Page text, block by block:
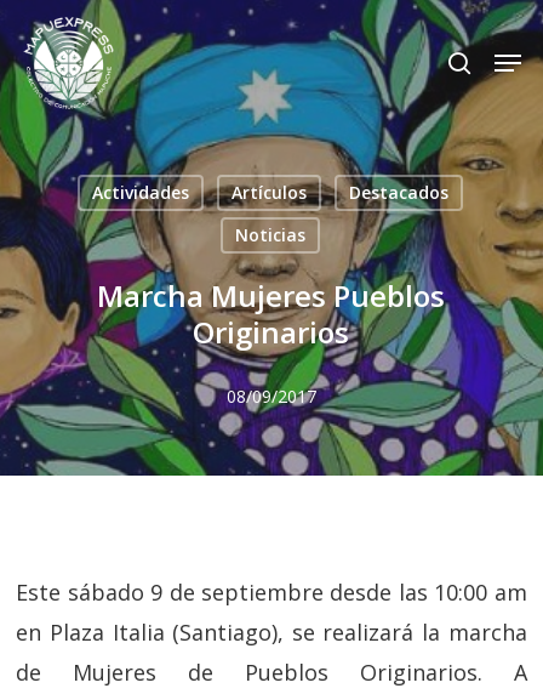
Skip
to
main
content
search
Actividades Artículos
Destacados
Noticias
Marcha Mujeres Pueblos
Originarios
08/09/2017
Este sábado 9 de septiembre desde las 10:00 am
en Plaza Italia (Santiago), se realizará la marcha
de Mujeres de Pueblos Originarios. A
Close